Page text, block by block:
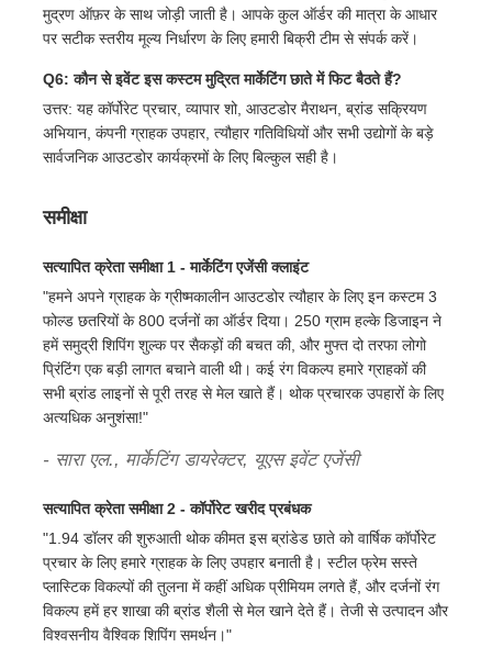
मुद्रण ऑफ़र के साथ जोड़ी जाती है। आपके कुल ऑर्डर की मात्रा के आधार
पर सटीक स्तरीय मूल्य निर्धारण के लिए हमारी बिक्री टीम से संपर्क करें।
Q6: कौन से इवेंट इस कस्टम मुद्रित मार्केटिंग छाते में फिट बैठते हैं?
उत्तर: यह कॉर्पोरेट प्रचार, व्यापार शो, आउटडोर मैराथन, ब्रांड सक्रियण
अभियान, कंपनी ग्राहक उपहार, त्यौहार गतिविधियों और सभी उद्योगों के बड़े
सार्वजनिक आउटडोर कार्यक्रमों के लिए बिल्कुल सही है।
समीक्षा
सत्यापित क्रेता समीक्षा 1 - मार्केटिंग एजेंसी क्लाइंट
"हमने अपने ग्राहक के ग्रीष्मकालीन आउटडोर त्यौहार के लिए इन कस्टम 3
फोल्ड छतरियों के 800 दर्जनों का ऑर्डर दिया। 250 ग्राम हल्के डिजाइन ने
हमें समुद्री शिपिंग शुल्क पर सैकड़ों की बचत की, और मुफ्त दो तरफा लोगो
प्रिंटिंग एक बड़ी लागत बचाने वाली थी। कई रंग विकल्प हमारे ग्राहकों की
सभी ब्रांड लाइनों से पूरी तरह से मेल खाते हैं। थोक प्रचारक उपहारों के लिए
अत्यधिक अनुशंसा!"
- सारा एल., मार्केटिंग डायरेक्टर, यूएस इवेंट एजेंसी
सत्यापित क्रेता समीक्षा 2 - कॉर्पोरेट खरीद प्रबंधक
"1.94 डॉलर की शुरुआती थोक कीमत इस ब्रांडेड छाते को वार्षिक कॉर्पोरेट
प्रचार के लिए हमारे ग्राहक के लिए उपहार बनाती है। स्टील फ्रेम सस्ते
प्लास्टिक विकल्पों की तुलना में कहीं अधिक प्रीमियम लगते हैं, और दर्जनों रंग
विकल्प हमें हर शाखा की ब्रांड शैली से मेल खाने देते हैं। तेजी से उत्पादन और
विश्वसनीय वैश्विक शिपिंग समर्थन।"